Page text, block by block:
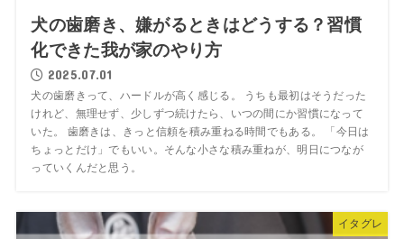
犬の歯磨き、嫌がるときはどうする？習慣
化できた我が家のやり方
2025.07.01
犬の歯磨きって、ハードルが高く感じる。 うちも最初はそうだった
けれど、無理せず、少しずつ続けたら、いつの間にか習慣になって
いた。 歯磨きは、きっと信頼を積み重ねる時間でもある。 「今日は
ちょっとだけ」でもいい。そんな小さな積み重ねが、明日につなが
っていくんだと思う。
イタグレ